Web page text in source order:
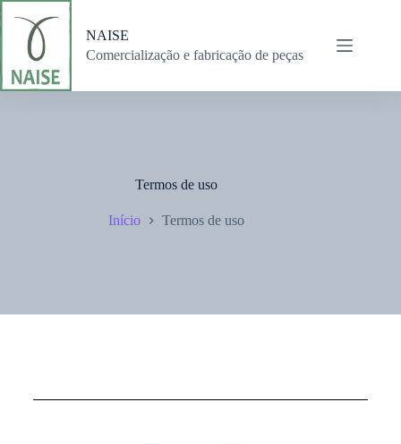
Home
Empresa
NAISE
Comercialização e fabricação de peças
Termos de uso
Início Termos de uso